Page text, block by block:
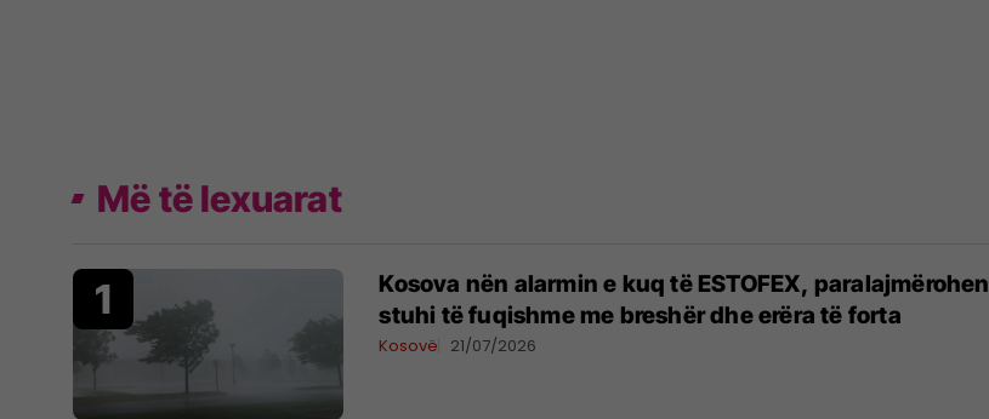
Më të lexuarat
Kosova nën alarmin e kuq të ESTOFEX, paralajmërohen
stuhi të fuqishme me breshër dhe erëra të forta
Kosovë 21/07/2026